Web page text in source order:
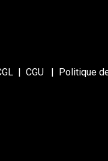
|CGU | Politique